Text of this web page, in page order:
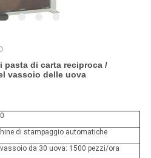
pasta di carta reciproca /
vassoio delle uova
di stampaggio automatiche
vassoio da 30 uova: 1500 pezzi/ora